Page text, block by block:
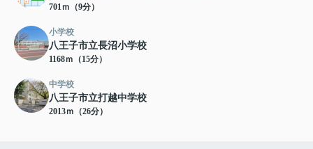
701ｍ（9分）
小学校
八王子市立長沼小学校
1168ｍ（15分）
中学校
八王子市立打越中学校
2013ｍ（26分）